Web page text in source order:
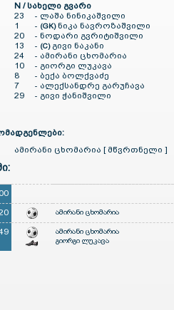
N / სახელი გვარი
23
- ლაშა ნინიკაშვილი
1
- (GK)ნიკა ნავროზაშვილი
20
- ნოდარი გვრიტიშვილი
13
- (C) გივი ნაკანი
24
- ამირანი ცხომარია
10
- გიორგი ლუკავა
8
- ბექა ბოლქვაძე
7
- ალექსანდრე გარუჩავა
29
- გივი ჭანიშვილი
ამირანი ცხომარია [ მწვრთნელი ]
ამირანი ცხომარია
ამირანი ცხომარია
გიორგი ლუკავა